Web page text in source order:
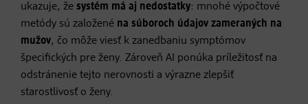
ukazuje, že systém má aj nedostatky: mnohé výpočtové
metódy sú založené na súboroch údajov zameraných na
mužov, čo môže viesť k zanedbaniu symptómov
špecifických pre ženy. Zároveň AI ponúka príležitosť na
odstránenie tejto nerovnosti a výrazne zlepšiť
starostlivosť o ženy.